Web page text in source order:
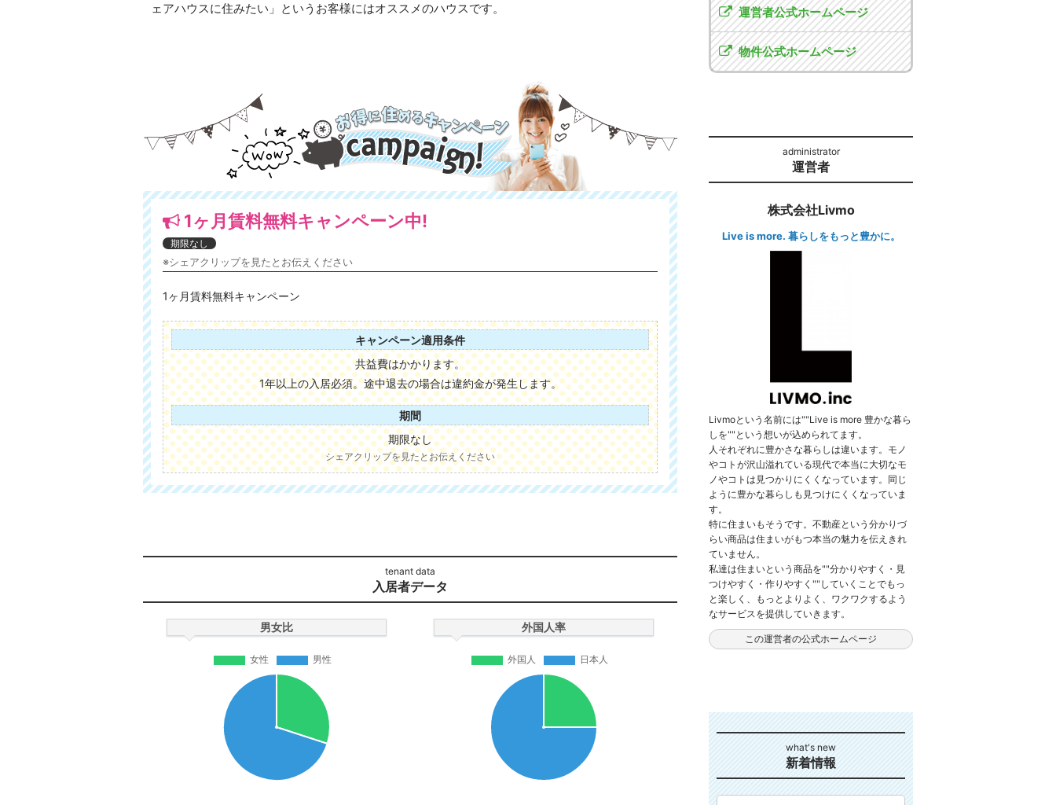
ェアハウスに住みたい」というお客様にはオススメのハウスです。
1ヶ月賃料無料キャンペーン中!
期限なし
※シェアクリップを見たとお伝えください
1ヶ月賃料無料キャンペーン
キャンペーン適用条件
共益費はかかります。
1年以上の入居必須。途中退去の場合は違約金が発生します。
期間
期限なし
シェアクリップを見たとお伝えください
入居者データ
男女比 外国人率
運営者公式ホームページ
物件公式ホームページ
運営者
株式会社Livmo
Live is more. 暮らしをもっと豊かに。
Livmoという名前には""Live is more 豊かな暮ら
しを""という想いが込められてます。
人それぞれに豊かさな暮らしは違います。モノ
やコトが沢山溢れている現代で本当に大切なモ
ノやコトは見つかりにくくなっています。同じ
ように豊かな暮らしも見つけにくくなっていま
す。
特に住まいもそうです。不動産という分かりづ
らい商品は住まいがもつ本当の魅力を伝えきれ
ていません。
私達は住まいという商品を""分かりやすく・見
つけやすく・作りやすく""していくことでもっ
と楽しく、もっとよりよく、ワクワクするよう
なサービスを提供していきます。
この運営者の公式ホームページ
新着情報